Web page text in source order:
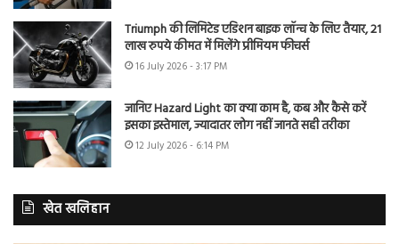
Triumph की लिमिटेड एडिशन बाइक लॉन्च के लिए तैयार, 21
लाख रुपये कीमत में मिलेंगे प्रीमियम फीचर्स
16 July 2026 - 3:17 PM
जानिए Hazard Light का क्या काम है, कब और कैसे करें
इसका इस्तेमाल, ज्यादातर लोग नहीं जानते सही तरीका
12 July 2026 - 6:14 PM
खेत खलिहान